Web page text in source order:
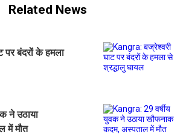
Related News
पर बंदरों के हमला
ने उठाया
में मौत